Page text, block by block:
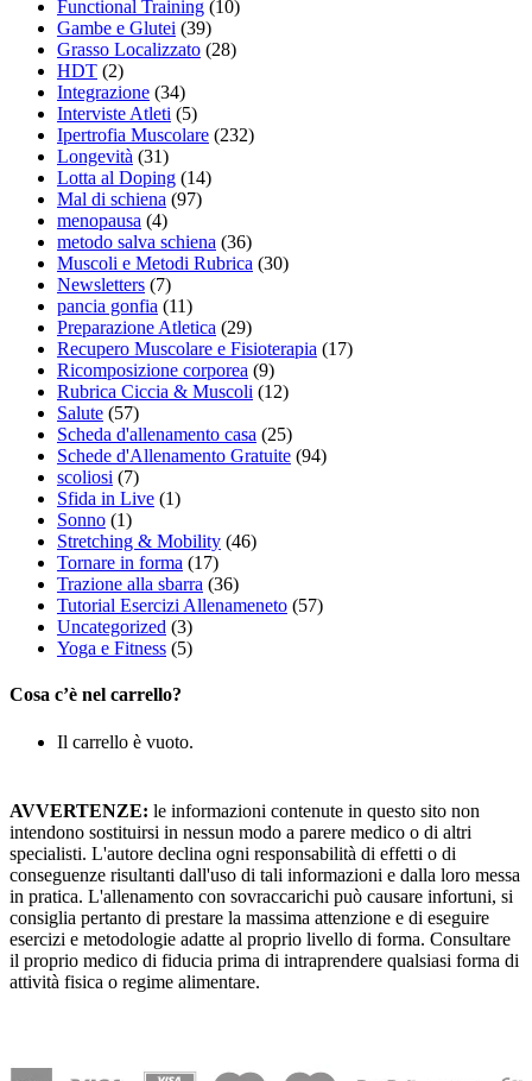
Functional Training (10)
Gambe e Glutei (39)
Grasso Localizzato (28)
HDT (2)
Integrazione (34)
Interviste Atleti (5)
Ipertrofia Muscolare (232)
Longevità (31)
Lotta al Doping (14)
Mal di schiena (97)
menopausa (4)
metodo salva schiena (36)
Muscoli e Metodi Rubrica (30)
Newsletters (7)
pancia gonfia (11)
Preparazione Atletica (29)
Recupero Muscolare e Fisioterapia (17)
Ricomposizione corporea (9)
Rubrica Ciccia & Muscoli (12)
Salute (57)
Scheda d'allenamento casa (25)
Schede d'Allenamento Gratuite (94)
scoliosi (7)
Sfida in Live (1)
Sonno (1)
Stretching & Mobility (46)
Tornare in forma (17)
Trazione alla sbarra (36)
Tutorial Esercizi Allenameneto (57)
Uncategorized (3)
Yoga e Fitness (5)
Cosa c’è nel carrello?
Il carrello è vuoto.
AVVERTENZE: le informazioni contenute in questo sito non
intendono sostituirsi in nessun modo a parere medico o di altri
specialisti. L'autore declina ogni responsabilità di effetti o di
conseguenze risultanti dall'uso di tali informazioni e dalla loro messa
in pratica. L'allenamento con sovraccarichi può causare infortuni, si
consiglia pertanto di prestare la massima attenzione e di eseguire
esercizi e metodologie adatte al proprio livello di forma. Consultare
il proprio medico di fiducia prima di intraprendere qualsiasi forma di
attività fisica o regime alimentare.